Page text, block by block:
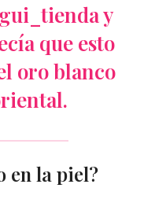
y
que esto
oro blanco
en la piel?